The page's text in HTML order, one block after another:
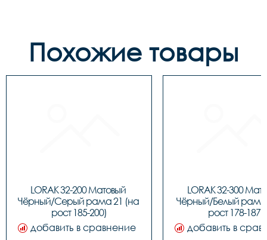
Похожие товары
LORAK 32-200 Матовый
Чёрный/Серый рама 21 (на
рост 185-200)
добавить в сравнение
LORAK 32-300
Чёрный/Белый рама
рост 178-187)
добавить в